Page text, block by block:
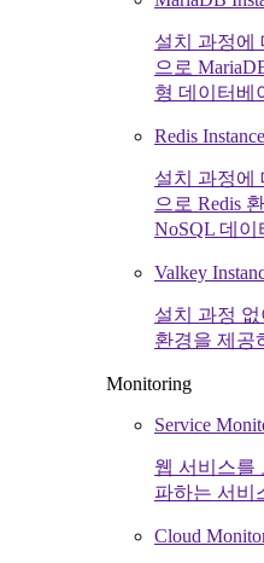
설치 과정에
으로
형 데이터베
Redis Instance
설치 과정에
으로 Redis
NoSQL 데이
Valkey
설치 과정
환경을 제공
Monitoring
Service
웹 서비스를
파하는 서비
Cloud